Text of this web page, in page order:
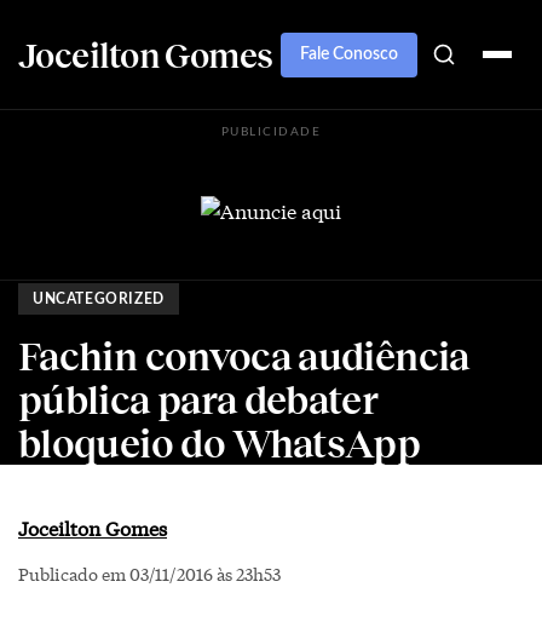
Joceilton Gomes Fale Conosco
PUBLICIDADE
UNCATEGORIZED
Fachin convoca audiência
pública para debater
bloqueio do WhatsApp
Joceilton Gomes
Publicado em 03/11/2016 às 23h53